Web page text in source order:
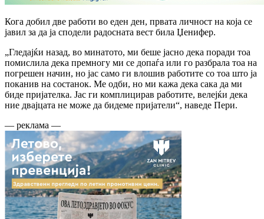
Кога добил две работи во еден ден, првата личност на која се
јавил за да ја сподели радосната вест била Џенифер.
„Гледајќи назад, во минатото, ми беше јасно дека поради тоа
помислила дека премногу ми се допаѓа или го разбрала тоа на
погрешен начин, но јас само ги влошив работите со тоа што ја
поканив на состанок. Ме одби, но ми кажа дека сака да ми
биде пријателка. Јас ги комплицирав работите, велејќи дека
ние двајцата не може да бидеме пријатели“, наведе Пери.
— реклама —